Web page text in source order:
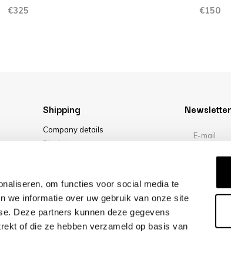
om functies voor social media te
we informatie over uw gebruik van onze site
Deze partners kunnen deze gegevens
of die ze hebben verzameld op basis van
€325 €150
Shipping
Company details
Disclaimer
Cookies
Newsletter
/10 -